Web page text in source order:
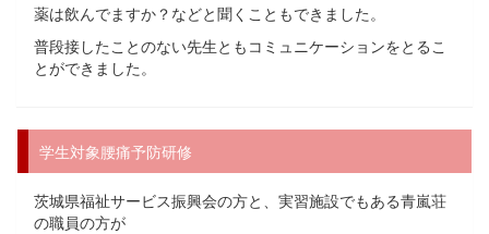
薬は飲んでますか？などと聞くこともできました。
普段接したことのない先生ともコミュニケーションをとるこ
とができました。
学生対象腰痛予防研修
茨城県福祉サービス振興会の方と、実習施設でもある青嵐荘
の職員の方が